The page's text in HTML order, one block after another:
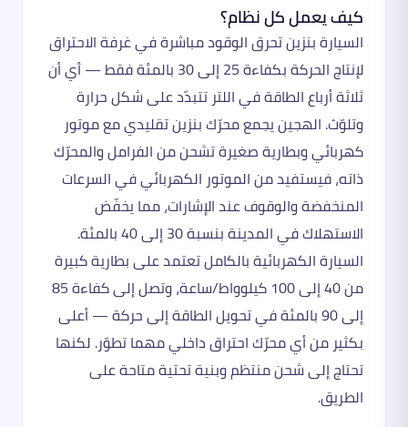
كيف يعمل كل نظام؟
السيارة بنزين تحرق الوقود مباشرة في غرفة الاحتراق
لإنتاج الحركة بكفاءة 25 إلى 30 بالمئة فقط — أي أن
ثلاثة أرباع الطاقة في اللتر تتبدّد على شكل حرارة
وتلوّث. الهجين يجمع محرّك بنزين تقليدي مع موتور
كهربائي وبطارية صغيرة تشحن من الفرامل والمحرّك
ذاته، فيستفيد من الموتور الكهربائي في السرعات
المنخفضة والوقوف عند الإشارات، مما يخفّض
الاستهلاك في المدينة بنسبة 30 إلى 40 بالمئة.
السيارة الكهربائية بالكامل تعتمد على بطارية كبيرة
من 40 إلى 100 كيلوواط/ساعة، وتصل إلى كفاءة 85
إلى 90 بالمئة في تحويل الطاقة إلى حركة — أعلى
بكثير من أي محرّك احتراق داخلي مهما تطوّر. لكنها
تحتاج إلى شحن منتظم وبنية تحتية متاحة على
الطريق.